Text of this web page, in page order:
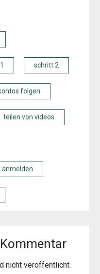
schritt 2
folgen
teilen von videos
anmelden
nicht veröffentlicht.